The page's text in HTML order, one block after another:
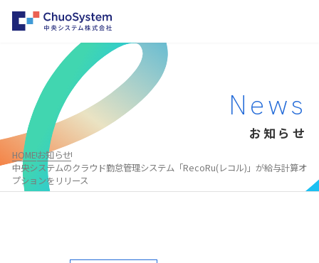
HOME
事業内容
事業内容トップ
システムインテグレーション
クラウド・パッケージ型システム構築支援
企業情報
企業情報トップ
会社概要・沿革
パートナー募集
News
お知らせ
HOMEお知らせ
中央システムのクラウド勤怠管理システム「RecoRu(レコル)」が給与計算オ
プションをリリース